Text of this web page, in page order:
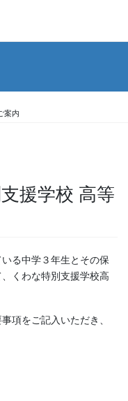
案内
援学校 高等
る中学３年生とその保
くわな特別支援学校高
項をご記入いただき、